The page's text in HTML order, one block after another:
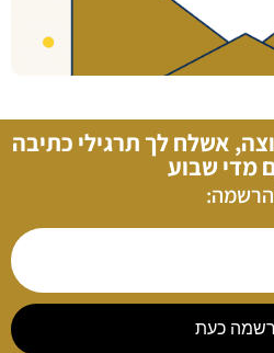
אשלח לך תרגילי כתיבה
מדי שבוע
כעת